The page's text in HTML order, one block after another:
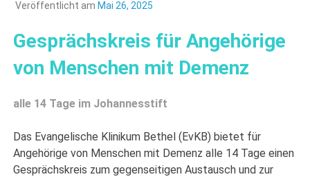
Veröffentlicht am Mai 26, 2025
Gesprächskreis für Angehörige
von Menschen mit Demenz
alle 14 Tage im Johannesstift
Das Evangelische Klinikum Bethel (EvKB) bietet für
Angehörige von Menschen mit Demenz alle 14 Tage einen
Gesprächskreis zum gegenseitigen Austausch und zur